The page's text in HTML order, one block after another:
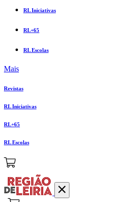
RL Iniciativas
RL+65
RL Escolas
Mais
Revistas
RL Iniciativas
RL+65
RL Escolas